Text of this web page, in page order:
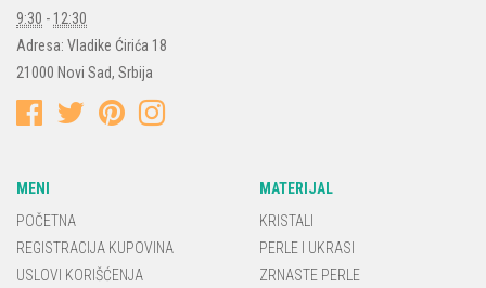
9:30 - 12:30
Adresa: Vladike Ćirića 18
21000 Novi Sad, Srbija
MENI
POČETNA
REGISTRACIJA KUPOVINA
USLOVI KORIŠĆENJA
MATERIJAL
KRISTALI
PERLE I UKRASI
ZRNASTE PERLE